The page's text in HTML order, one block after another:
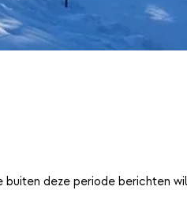
buiten deze periode berichten